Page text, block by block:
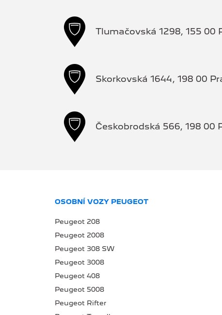
Tlumačovská 1298, 155 00
Skorkovská 1644, 198 00
Českobrodská 566, 198 00
OSOBNÍ VOZY PEUGEOT
Peugeot 208
Peugeot 2008
Peugeot 308 SW
Peugeot 3008
Peugeot 408
Peugeot 5008
Peugeot Rifter